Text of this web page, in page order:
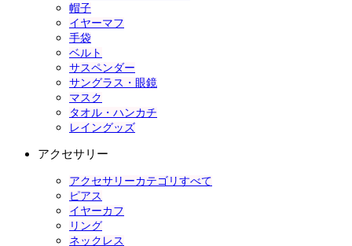
帽子
イヤーマフ
手袋
ベルト
サスペンダー
サングラス・眼鏡
マスク
タオル・ハンカチ
レイングッズ
アクセサリー
アクセサリーカテゴリすべて
ピアス
イヤーカフ
リング
ネックレス